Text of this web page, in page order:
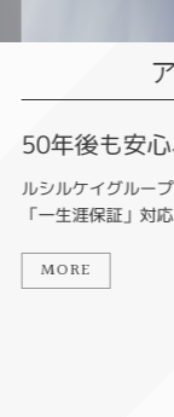
50年後も安
ルシルケイグルー
「一生涯保証」対
MORE